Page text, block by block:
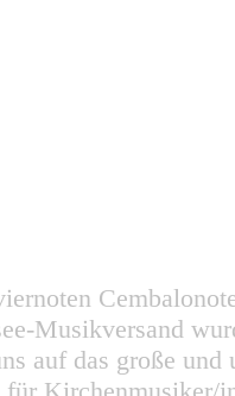
Musikversand
auf das große